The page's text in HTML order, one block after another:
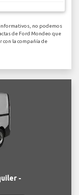
no podemos
de Ford Mondeo que
la compañía de
-